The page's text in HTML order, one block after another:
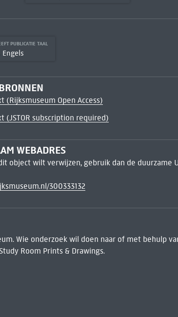
PUBLICATIE TAAL
Engels
(Rijksmuseum Open Access)
(JSTOR subscription required)
WEBADRES
object wilt verwijzen, gebruik dan de duurzame
300333132
Wie onderzoek wil doen naar of met behulp
Room Prints & Drawings.